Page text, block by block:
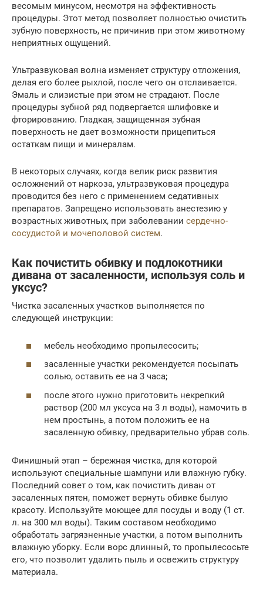
весомым минусом, несмотря на эффективность
процедуры. Этот метод позволяет полностью очистить
зубную поверхность, не причинив при этом животному
неприятных ощущений.
Ультразвуковая волна изменяет структуру отложения,
делая его более рыхлой, после чего он отслаивается.
Эмаль и слизистые при этом не страдают. После
процедуры зубной ряд подвергается шлифовке и
фторированию. Гладкая, защищенная зубная
поверхность не дает возможности прицепиться
остаткам пищи и минералам.
В некоторых случаях, когда велик риск развития
осложнений от наркоза, ультразвуковая процедура
проводится без него с применением седативных
препаратов. Запрещено использовать анестезию у
возрастных животных, при заболевании сердечно-
сосудистой и мочеполовой систем.
Как почистить обивку и подлокотники
дивана от засаленности, используя соль и
уксус?
Чистка засаленных участков выполняется по
следующей инструкции:
мебель необходимо пропылесосить;
засаленные участки рекомендуется посыпать
солью, оставить ее на 3 часа;
после этого нужно приготовить некрепкий
раствор (200 мл уксуса на 3 л воды), намочить в
нем простынь, а потом положить ее на
засаленную обивку, предварительно убрав соль.
Финишный этап – бережная чистка, для которой
используют специальные шампуни или влажную губку.
Последний совет о том, как почистить диван от
засаленных пятен, поможет вернуть обивке былую
красоту. Используйте моющее для посуды и воду (1 ст.
л. на 300 мл воды). Таким составом необходимо
обработать загрязненные участки, а потом выполнить
влажную уборку. Если ворс длинный, то пропылесосьте
его, что позволит удалить пыль и освежить структуру
материала.